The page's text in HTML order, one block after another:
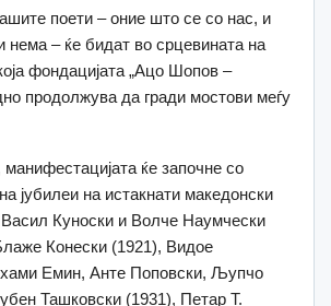
поети – оние што се со нас, и
нема – ќе бидат во срцевината на
фондацијата „Ацо Шопов –
продолжува да гради мостови меѓу
ќе започне со
јубилеи на истакнати македонски
Васил Куноски и Волче Наумчески
Конески (1921), Видое
Емин, Анте Поповски, Љупчо
Ташковски (1931), Петар Т.